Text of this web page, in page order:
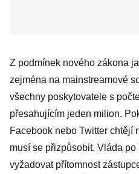
Z podmínek nového zákona
zejména na mainstreamové
všechny poskytovatele s
přesahujícím jeden milion.
Facebook nebo Twitter chtějí
musí se přizpůsobit. Vláda
vyžadovat přítomnost